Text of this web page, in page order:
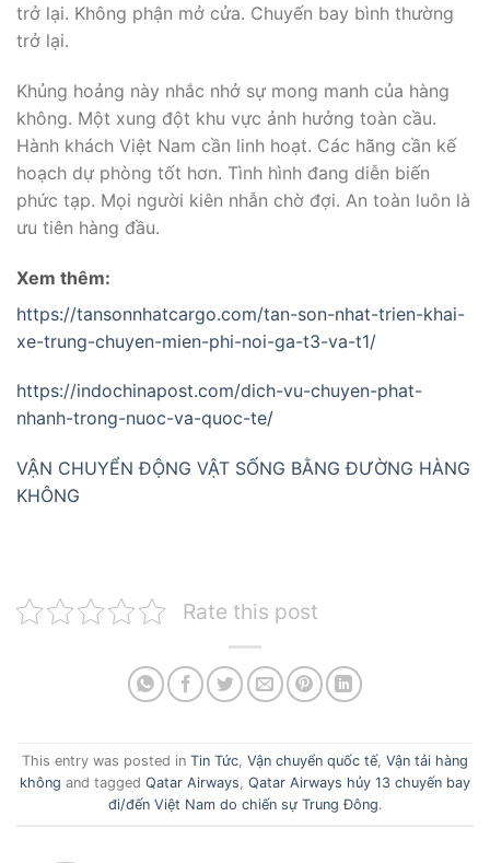
trở lại. Không phận mở cửa. Chuyến bay bình thường
trở lại.
Khủng hoảng này nhắc nhở sự mong manh của hàng
không. Một xung đột khu vực ảnh hưởng toàn cầu.
Hành khách Việt Nam cần linh hoạt. Các hãng cần kế
hoạch dự phòng tốt hơn. Tình hình đang diễn biến
phức tạp. Mọi người kiên nhẫn chờ đợi. An toàn luôn là
ưu tiên hàng đầu.
Xem thêm:
https://tansonnhatcargo.com/tan-son-nhat-trien-khai-
xe-trung-chuyen-mien-phi-noi-ga-t3-va-t1/
https://indochinapost.com/dich-vu-chuyen-phat-
nhanh-trong-nuoc-va-quoc-te/
VẬN CHUYỂN ĐỘNG VẬT SỐNG BẰNG ĐƯỜNG HÀNG
KHÔNG
Rate this post
This entry was posted in Tin Tức, Vận chuyển quốc tế, Vận tải hàng
không and tagged Qatar Airways, Qatar Airways hủy 13 chuyến bay
đi/đến Việt Nam do chiến sự Trung Đông.